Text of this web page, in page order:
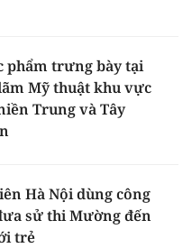
phẩm trưng bày tại
Mỹ thuật khu vực
Trung và Tây
Hà Nội dùng công
sử thi Mường đến
trẻ